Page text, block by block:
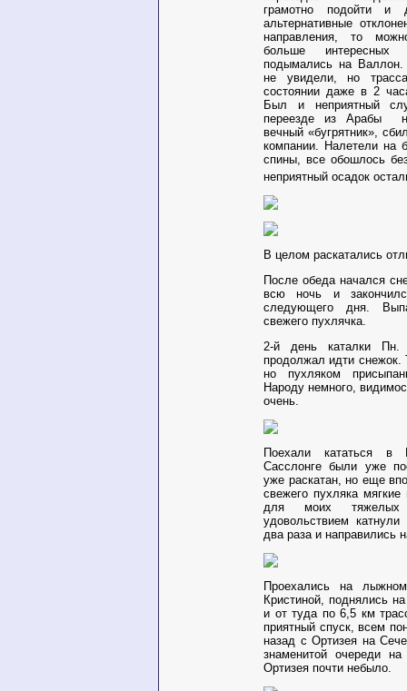
грамотно подойти и
альтернативные
направления, то
больше интересных
подымались на Валлон.
не увидели, но
состоянии даже в 2
Был и неприятный
переезде из Арабы
вечный «бугрятник»,
компании. Налетели на
спины, все обошлось
неприятный осадок
В целом раскатались
После обеда начался
всю ночь и
следующего дня.
свежего пухлячка.
2-й день каталки
продолжал идти снежок.
но пухляком
Народу немного,
очень.
Поехали кататься в
Сасслонге были уже
уже раскатан, но еще
свежего пухляка
для моих тяжелых
удовольствием
два раза и направились
Проехались на
Кристиной, поднялись
и от туда по 6,5 км
приятный спуск, всем
назад с Ортизея на
знаменитой очереди на
Ортизея почти небыло.